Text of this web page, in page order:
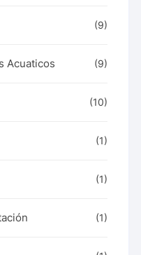
(9)
Acuaticos (9)
(10)
(1)
(1)
(1)